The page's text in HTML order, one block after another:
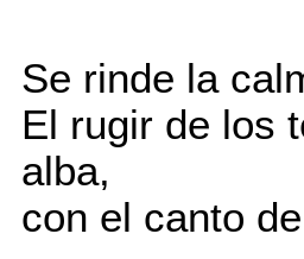
Se rinde la
El rugir de los
alba,
con el canto